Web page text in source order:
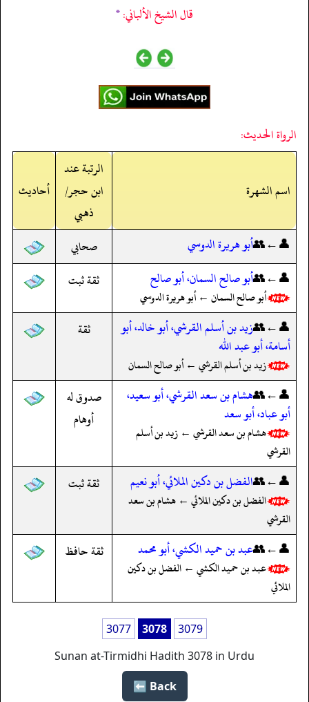
قال الشيخ الألباني:*
الرواة الحديث:
اسم الشهرة
الرتبة عند
ابن حجر/
ذهبي
أحاديث
👤←👥أبو هريرة الدوسي
صحابي
👤←👥أبو صالح السمان، أبو صالح
أبو صالح السمان ← أبو هريرة الدوسي
ثقة ثبت
👤←👥زيد بن أسلم القرشي، أبو خالد، أبو
أسامة، أبو عبد الله
زيد بن أسلم القرشي ← أبو صالح السمان
ثقة
👤←👥هشام بن سعد القرشي، أبو سعيد،
أبو عباد، أبو سعد
هشام بن سعد القرشي ← زيد بن أسلم
القرشي
صدوق له
أوهام
👤←👥الفضل بن دكين الملائي، أبو نعيم
الفضل بن دكين الملائي ← هشام بن سعد
القرشي
ثقة ثبت
👤←👥عبد بن حميد الكشي، أبو محمد
عبد بن حميد الكشي ← الفضل بن دكين
الملائي
ثقة حافظ
3077 3078
3079
Sunan at-Tirmidhi Hadith 3078 in Urdu
Back ⬅️